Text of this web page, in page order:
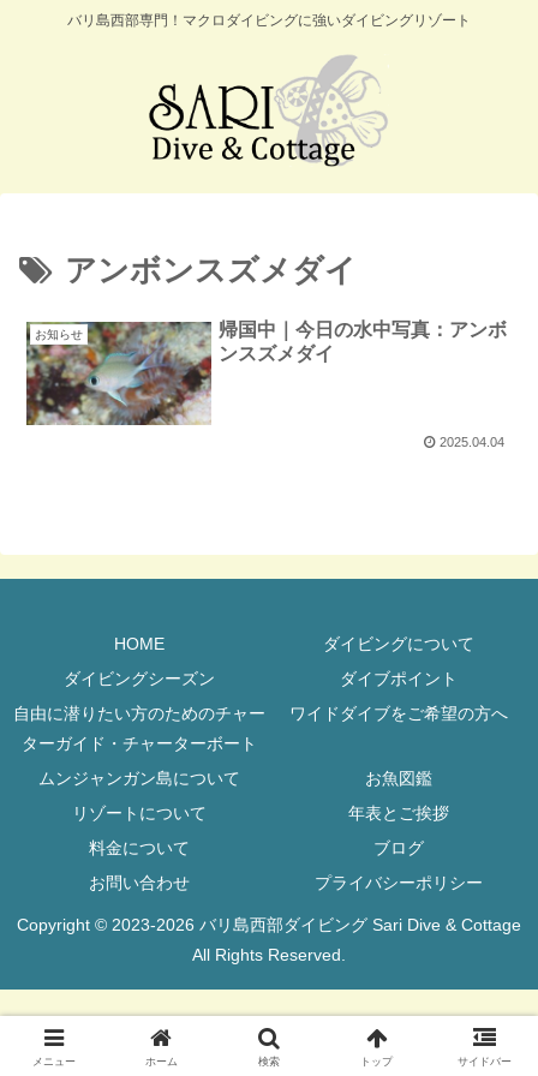
バリ島西部専門！マクロダイビングに強いダイビングリゾート
アンボンスズメダイ
お知らせ
帰国中｜今日の水中写真：アンボ
ンスズメダイ
2025.04.04
HOME
ダイビングについて
ダイビングシーズン
ダイブポイント
自由に潜りたい方のためのチャー
ターガイド・チャーターボート
ワイドダイブをご希望の方へ
ムンジャンガン島について
お魚図鑑
リゾートについて
年表とご挨拶
料金について
ブログ
お問い合わせ
プライバシーポリシー
Copyright © 2023-2026 バリ島西部ダイビング Sari Dive & Cottage
All Rights Reserved.
メニュー ホーム 検索 トップ サイドバー